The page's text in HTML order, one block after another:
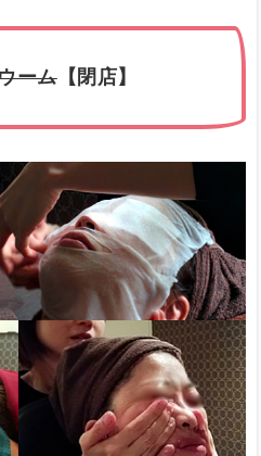
ーム【閉店】